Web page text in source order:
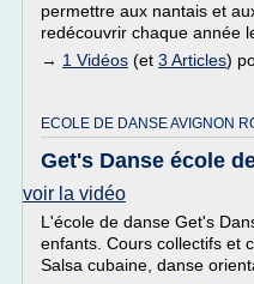
permettre aux nantais et
redécouvrir chaque année
→ 1 Vidéos (et 3 Articles)
ECOLE DE DANSE AVIGNON
Get's Danse école
voir la vidéo
L'école de danse Get's
enfants. Cours collectifs et
Salsa cubaine, danse